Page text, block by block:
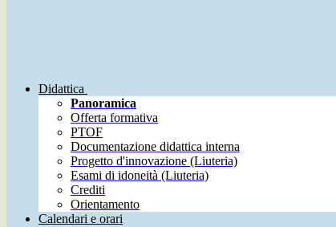
Didattica
Panoramica
Offerta formativa
PTOF
Documentazione didattica interna
Progetto d'innovazione (Liuteria)
Esami di idoneità (Liuteria)
Crediti
Orientamento
Calendari e orari